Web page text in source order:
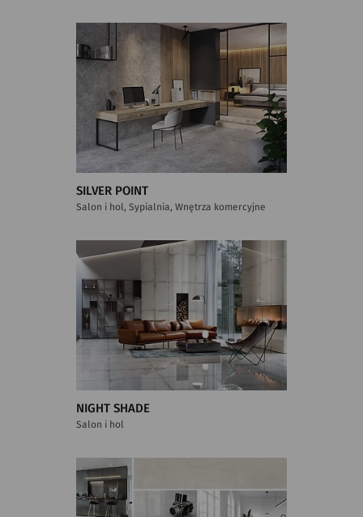
SILVER POINT
Salon i hol, Sypialnia, Wnętrza komercyjne
NIGHT SHADE
Salon i hol